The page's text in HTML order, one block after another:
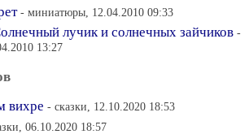
- миниатюры, 12.04.2010 09:33
лучик и солнечных зайчиков -
13:27
вихре - сказки, 12.10.2020 18:53
06.10.2020 18:57